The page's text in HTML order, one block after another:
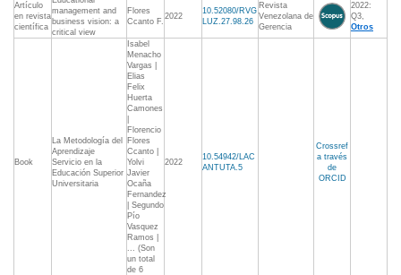
Artículo
en revista
científica
management and
business vision: a
critical view
Flores
Ccanto F.
2022
10.52080/RVG
LUZ.27.98.26
Revista
Venezolana de
Gerencia
2022:
Q3,
Otros
Book
La Metodología del
Aprendizaje
Servicio en la
Educación Superior
Universitaria
Isabel
Menacho
Vargas |
Elias
Felix
Huerta
Camones
Florencio
Flores
Ccanto |
Yolvi
Javier
Ocaña
Fernandez
| Segundo
Pío
Vasquez
Ramos |
... (Son
un total
de 6
2022
10.54942/LAC
ANTUTA.5
Crossref
a través
de
ORCID